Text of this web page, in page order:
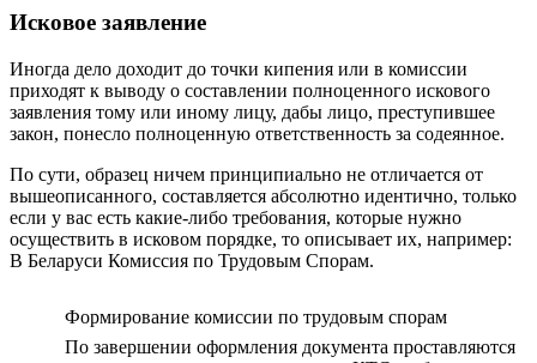
Исковое заявление
Иногда дело доходит до точки кипения или в комиссии
приходят к выводу о составлении полноценного искового
заявления тому или иному лицу, дабы лицо, преступившее
закон, понесло полноценную ответственность за содеянное.
По сути, образец ничем принципиально не отличается от
вышеописанного, составляется абсолютно идентично, только
если у вас есть какие-либо требования, которые нужно
осуществить в исковом порядке, то описывает их, например:
В Беларуси Комиссия по Трудовым Спорам.
Формирование комиссии по трудовым спорам
По завершении оформления документа проставляются